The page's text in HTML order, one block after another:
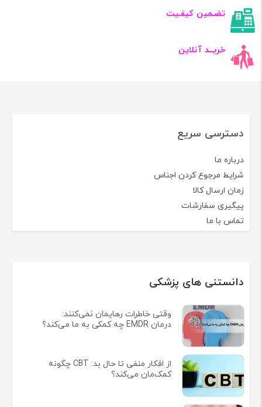
تضـمین کیفـیت
خریــد آنلاین
دسترسی سریع
درباره ما
شرایط مرجوع کردن اجناس
زمان ارسال کالا
پیگیری سفارشات
تماس با ما
دانستنی های پزشکی
وقتی خاطرات رهایمان نمی‌کنند:
درمان EMDR چه کمکی به ما می‌کند؟
از افکار منفی تا حال بد: CBT چگونه
کمک‌مان می‌کند؟